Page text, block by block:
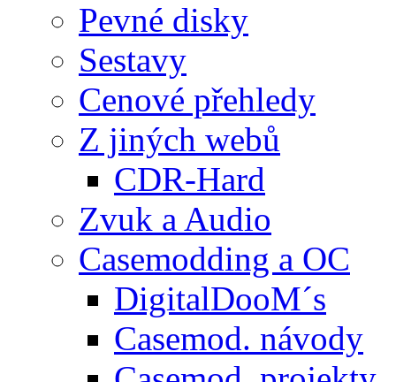
Pevné disky
Sestavy
Cenové přehledy
Z jiných webů
CDR-Hard
Zvuk a Audio
Casemodding a OC
DigitalDooM´s
Casemod. návody